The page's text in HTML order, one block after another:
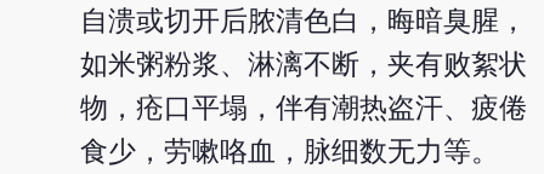
自溃或切开后脓清色白，晦暗臭腥，
如米粥粉浆、淋漓不断，夹有败絮状
物，疮口平塌，伴有潮热盗汗、疲倦
食少，劳嗽咯血，脉细数无力等。